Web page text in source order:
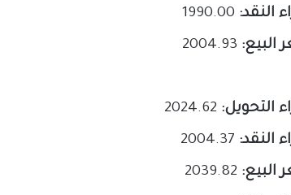
النقد:
البيع:
التحويل:
النقد:
البيع: